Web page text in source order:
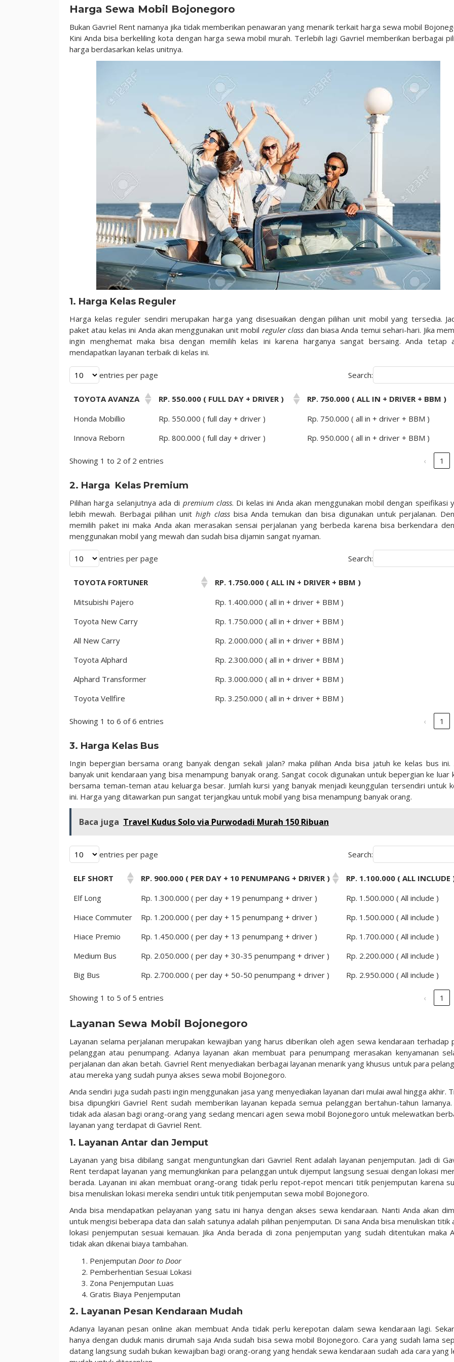
Harga Sewa Mobil Bojonegoro
Bukan Gavriel Rent namanya jika tidak memberikan penawaran yang menarik terkait harga sewa mobil
Kini Anda bisa berkeliling kota dengan harga sewa mobil murah. Terlebih lagi Gavriel memberikan berbagai
harga berdasarkan kelas unitnya.
1. Harga Kelas Reguler
Harga kelas reguler sendiri merupakan harga yang disesuaikan dengan pilihan unit mobil yang tersedia.
paket atau kelas ini Anda akan menggunakan unit mobil reguler class dan biasa Anda temui sehari-hari. Jika
ingin menghemat maka bisa dengan memilih kelas ini karena harganya sangat bersaing. Anda tetap
mendapatkan layanan terbaik di kelas ini.
entries per page Search:
TOYOTA AVANZA RP. 550.000 ( FULL DAY + DRIVER )
RP. 750.000 ( ALL IN + DRIVER + BBM )
Honda Mobillio
Rp. 550.000 ( full day + driver )
Rp. 750.000 ( all in + driver + BBM )
Innova Reborn
Rp. 800.000 ( full day + driver ) Rp. 950.000 ( all in + driver + BBM )
Showing 1 to 2 of 2 entries ‹ 1
2. Harga Kelas Premium
Pilihan harga selanjutnya ada di premium class. Di kelas ini Anda akan menggunakan mobil dengan speifikasi
lebih mewah. Berbagai pilihan unit high classbisa Anda temukan dan bisa digunakan untuk perjalanan.
memilih paket ini maka Anda akan merasakan sensai perjalanan yang berbeda karena bisa berkendara
menggunakan mobil yang mewah dan sudah bisa dijamin sangat nyaman.
entries per page Search:
TOYOTA FORTUNER
RP. 1.750.000 ( ALL IN + DRIVER + BBM )
Mitsubishi Pajero
Rp. 1.400.000 ( all in + driver + BBM )
Toyota New Carry
Rp. 1.750.000 ( all in + driver + BBM )
All New Carry
Rp. 2.000.000 ( all in + driver + BBM )
Toyota Alphard
Rp. 2.300.000 ( all in + driver + BBM )
Alphard Transformer
Rp. 3.000.000 ( all in + driver + BBM )
Toyota Vellfire
Rp. 3.250.000 ( all in + driver + BBM )
Showing 1 to 6 of 6 entries ‹ 1
3. Harga Kelas Bus
Ingin bepergian bersama orang banyak dengan sekali jalan? maka pilihan Anda bisa jatuh ke kelas bus ini.
banyak unit kendaraan yang bisa menampung banyak orang. Sangat cocok digunakan untuk bepergian ke luar
bersama teman-teman atau keluarga besar. Jumlah kursi yang banyak menjadi keunggulan tersendiri untuk
ini. Harga yang ditawarkan pun sangat terjangkau untuk mobil yang bisa menampung banyak orang.
Baca juga Travel Kudus Solo via Purwodadi Murah 150 Ribuan
entries per page Search:
ELF SHORT RP. 900.000 ( PER DAY + 10 PENUMPANG + DRIVER )
RP. 1.100.000 ( ALL INCLUDE
Elf Long
Rp. 1.300.000 ( per day + 19 penumpang + driver )
Rp. 1.500.000 ( All include )
Hiace Commuter
Rp. 1.200.000 ( per day + 15 penumpang + driver )
Rp. 1.500.000 ( All include )
Hiace Premio
Rp. 1.450.000 ( per day + 13 penumpang + driver )
Rp. 1.700.000 ( All include )
Medium Bus
Rp. 2.050.000 ( per day + 30-35 penumpang + driver )
Rp. 2.200.000 ( All include )
Big Bus
Rp. 2.700.000 ( per day + 50-50 penumpang + driver ) Rp. 2.950.000 ( All include )
Showing 1 to 5 of 5 entries ‹ 1
Layanan Sewa Mobil Bojonegoro
Layanan selama perjalanan merupakan kewajiban yang harus diberikan oleh agen sewa kendaraan terhadap
pelanggan atau penumpang. Adanya layanan akan membuat para penumpang merasakan kenyamanan
perjalanan dan akan betah. Gavriel Rent menyediakan berbagai layanan menarik yang khusus untuk para
atau mereka yang sudah punya akses sewa mobil Bojonegoro.
Anda sendiri juga sudah pasti ingin menggunakan jasa yang menyediakan layanan dari mulai awal hingga akhir.
bisa dipungkiri Gavriel Rent sudah memberikan layanan kepada semua pelanggan bertahun-tahun lamanya.
tidak ada alasan bagi orang-orang yang sedang mencari agen sewa mobil Bojonegoro untuk melewatkan
layanan yang terdapat di Gavriel Rent.
1. Layanan Antar dan Jemput
Layanan yang bisa dibilang sangat menguntungkan dari Gavriel Rent adalah layanan penjemputan. Jadi di
Rent terdapat layanan yang memungkinkan para pelanggan untuk dijemput langsung sesuai dengan lokasi
berada. Layanan ini akan membuat orang-orang tidak perlu repot-repot mencari titik penjemputan karena
bisa menuliskan lokasi mereka sendiri untuk titik penjemputan sewa mobil Bojonegoro.
Anda bisa mendapatkan pelayanan yang satu ini hanya dengan akses sewa kendaraan. Nanti Anda akan
untuk mengisi beberapa data dan salah satunya adalah pilihan penjemputan. Di sana Anda bisa menuliskan titik
lokasi penjemputan sesuai kemauan. Jika Anda berada di zona penjemputan yang sudah ditentukan maka
tidak akan dikenai biaya tambahan.
Penjemputan Door to Door
Pemberhentian Sesuai Lokasi
Zona Penjemputan Luas
Gratis Biaya Penjemputan
2. Layanan Pesan Kendaraan Mudah
Adanya layanan pesan online akan membuat Anda tidak perlu kerepotan dalam sewa kendaraan lagi.
hanya dengan duduk manis dirumah saja Anda sudah bisa sewa mobil Bojonegoro. Cara yang sudah lama
datang langsung sudah bukan kewajiban bagi orang-orang yang hendak sewa kendaraan sudah ada cara yang